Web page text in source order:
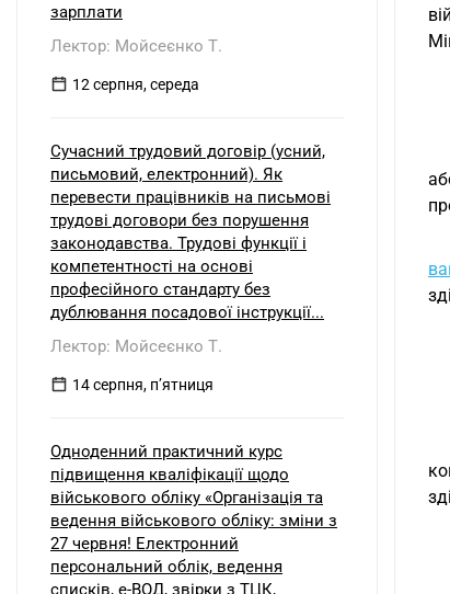
зарплати
Лектор: Мойсеєнко Т.
12 серпня, середа
Сучасний трудовий договір (усний,
письмовий, електронний). Як
перевести працівників на письмові
трудові договори без порушення
законодавства. Трудові функції і
компетентності на основі
професійного стандарту без
дублювання посадової інструкції...
Лектор: Мойсеєнко Т.
14 серпня, пʼятниця
Одноденний практичний курс
підвищення кваліфікації щодо
військового обліку «Організація та
ведення військового обліку: зміни з
27 червня! Електронний
персональний облік, ведення
списків, е-ВОД, звірки з ТЦК,